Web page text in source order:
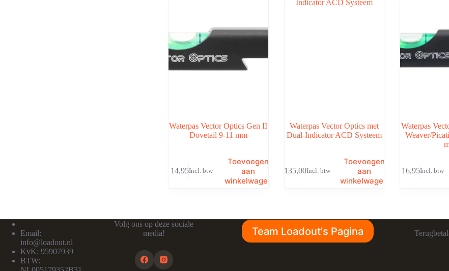
Waterpas Vector Optics Gen II
Dovetail 9-11 mm
14,95Incl. btw
Toevoegen
aan
winkelwagen
Waterpas Vector Optics met
Dual-Indicator ACD Systeem
135,00Incl. btw
Toevoegen
aan
winkelwagen
Waterpas
Weaver/
16,95Incl. btw
Email:
info@loadout.nl
KvK: 95907939
BTW:
Volg ons op deze sociale
media!
Team Loadout's Pagina